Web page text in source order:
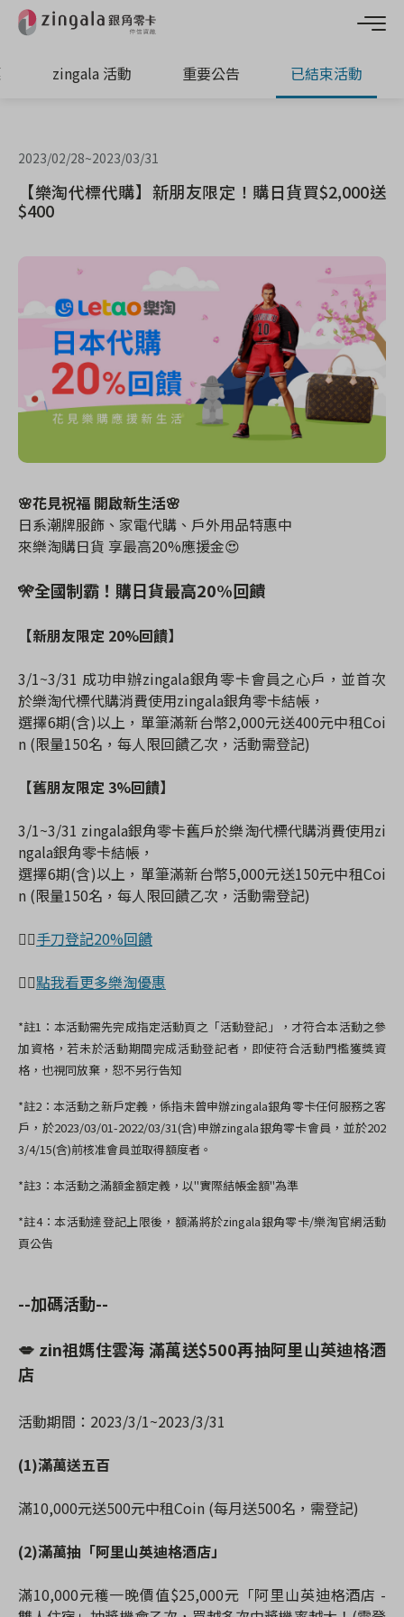
zingala 活動 重要公告 已結束活動
2023/02/28~2023/03/31
【樂淘代標代購】新朋友限定！購日貨買$2,000送
$400
🌸花見祝福 開啟新生活🌸
日系潮牌服飾、家電代購、戶外用品特惠中
來樂淘購日貨 享最高20%應援金😍
🎌全國制霸！購日貨最高20%回饋
【新朋友限定 20%回饋】
3/1~3/31 成功申辦zingala銀角零卡會員之心戶，並首次
於樂淘代標代購消費使用zingala銀角零卡結帳，
選擇6期(含)以上，單筆滿新台幣2,000元送400元中租Coi
n (限量150名，每人限回饋乙次，活動需登記)
【舊朋友限定 3%回饋】
3/1~3/31 zingala銀角零卡舊戶於樂淘代標代購消費使用zi
ngala銀角零卡結帳，
選擇6期(含)以上，單筆滿新台幣5,000元送150元中租Coi
n (限量150名，每人限回饋乙次，活動需登記)
👉🏻手刀登記20%回饋
👉🏻點我看更多樂淘優惠
*註1 ：本活動需先完成指定活動頁之「活動登記」，才符合本活動之參
加資格，若未於活動期間完成活動登記者，即使符合活動門檻獲獎資
格，也視同放棄，恕不另行告知
*註2 ：本活動之新戶定義，係指未曾申辦zingala銀角零卡任何服務之客
戶，於2023/03/01-2022/03/31(含)申辦zingala銀角零卡會員，並於202
3/4/15(含)前核准會員並取得額度者。
*註3 ：本活動之滿額金額定義，以"實際結帳金額"為準
*註4：本活動達登記上限後，額滿將於zingala銀角零卡/樂淘官網活動
頁公告
--加碼活動--
💋 zin祖媽住雲海 滿萬送$500再抽阿里山英迪格酒
店
活動期間：2023/3/1~2023/3/31
(1)滿萬送五百
滿10,000元送500元中租Coin (每月送500名，需登記)
(2)滿萬抽「阿里山英迪格酒店」
滿10,000元穫一晚價值$25,000元「阿里山英迪格酒店 -